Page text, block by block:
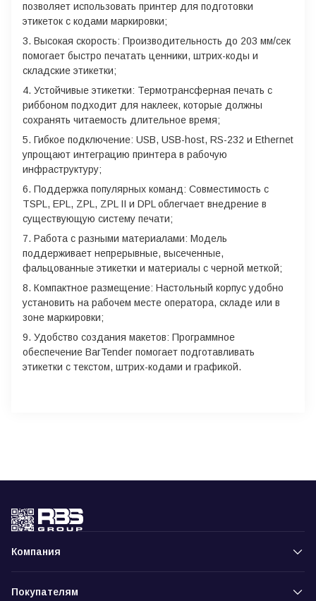
позволяет использовать принтер для подготовки
этикеток с кодами маркировки;
Высокая скорость: Производительность до 203 мм/сек
помогает быстро печатать ценники, штрих-коды и
складские этикетки;
Устойчивые этикетки: Термотрансферная печать с
риббоном подходит для наклеек, которые должны
сохранять читаемость длительное время;
Гибкое подключение: USB, USB-host, RS-232 и Ethernet
упрощают интеграцию принтера в рабочую
инфраструктуру;
Поддержка популярных команд: Совместимость с
TSPL, EPL, ZPL, ZPL II и DPL облегчает внедрение в
существующую систему печати;
Работа с разными материалами: Модель
поддерживает непрерывные, высеченные,
фальцованные этикетки и материалы с черной меткой;
Компактное размещение: Настольный корпус удобно
установить на рабочем месте оператора, складе или в
зоне маркировки;
Удобство создания макетов: Программное
обеспечение BarTender помогает подготавливать
этикетки с текстом, штрих-кодами и графикой.
Компания
Покупателям